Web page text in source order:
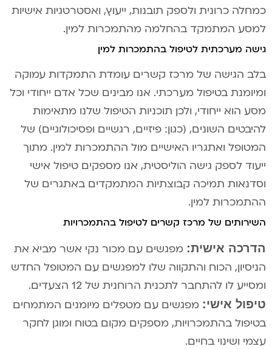
כמחלה כרונית ולספק תובנות, ייעוץ, ואסטרטגיות אישיות
למסע המתמקד בהחלמה מהתמכרות למין.
גישה מערכתית לטיפול בהתמכרות למין
בלב הגישה של מרכז קשרים עומדת התמקדות עמוקה
ומיומנת בטיפול מערכתי. אנו מבינים שכל אדם ייחודי וכל
מסע הוא ייחודי, ולכן תוכניות הטיפול שלנו מתאימות
להיבטים השונים, (כגון: פיזיים, רגשיים ופסיכולוגיים) של
המטופל ואתגריו האישיים מול ההתמכרות למין. מתוך
ייעוד לספק גישה הוליסטית, אנו מספקים טיפול אישי
וסדנאות תמיכה קבוצתיות המתמקדים באתגרים של
ההתמכרות למין.
השירותים של מרכז קשרים לטיפול בהתמכרויות
הדרכה אישית: מפגשים עם מכור נקי אשר מביא את
הניסיון, הכוח והתקווה שלו למפגשים עם המטופל החדש
ומסייע לו להתחבר לתכנית הרוחנית של 12 הצעדים.
טיפול אישי: מפגשים עם מטפלים מיומנים המתמחים
בטיפול בהתמכרויות, מספקים מקום בטוח ומוגן לחקר
עצמי ושינוי בחיים.